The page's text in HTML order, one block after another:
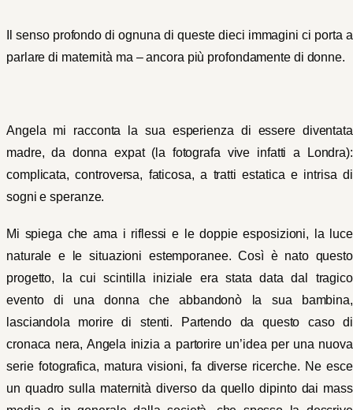
Il senso profondo di ognuna di queste dieci immagini ci porta a
parlare di maternità ma – ancora più profondamente di donne.
Angela mi racconta la sua esperienza di essere diventata
madre, da donna expat (la fotografa vive infatti a Londra):
complicata, controversa, faticosa, a tratti estatica e intrisa di
sogni e speranze.
Mi spiega che ama i riflessi e le doppie esposizioni, la luce
naturale e le situazioni estemporanee. Così è nato questo
progetto, la cui scintilla iniziale era stata data dal tragico
evento di una donna che abbandonò la sua bambina,
lasciandola morire di stenti. Partendo da questo caso di
cronaca nera, Angela inizia a partorire un’idea per una nuova
serie fotografica, matura visioni, fa diverse ricerche. Ne esce
un quadro sulla maternità diverso da quello dipinto dai mass